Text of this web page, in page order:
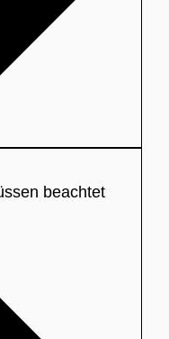
beachtet